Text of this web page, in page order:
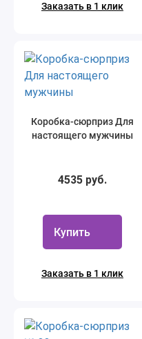
Заказать в 1 клик
Коробка-сюрприз Для
настоящего мужчины
4535 руб.
Купить
Заказать в 1 клик